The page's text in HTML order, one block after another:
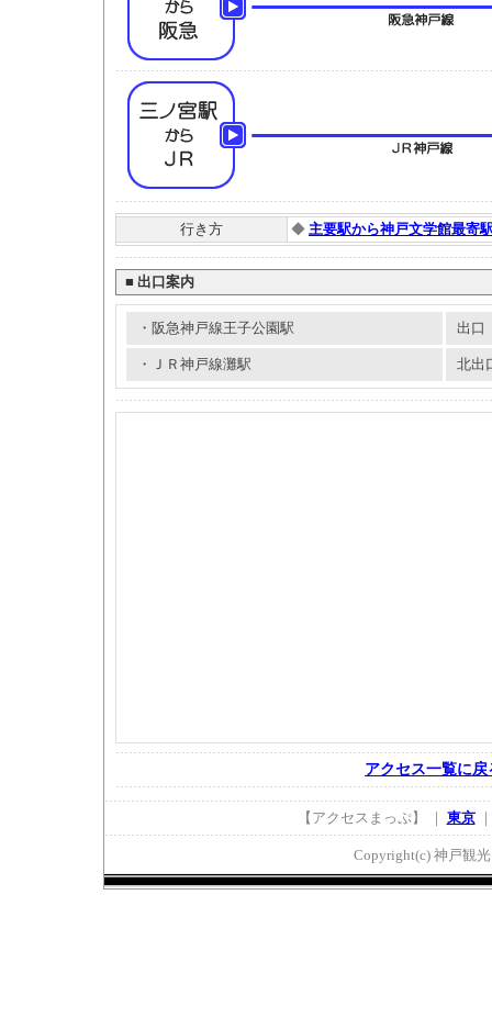
行き方 ◆ 主要駅から神戸文学館最寄
■ 出口案内
・阪急神戸線王子公園駅 出口
・ＪＲ神戸線灘駅 北出
アクセス一覧に戻
【アクセスまっぷ】 ｜ 東京｜
Copyright(c) 神戸観